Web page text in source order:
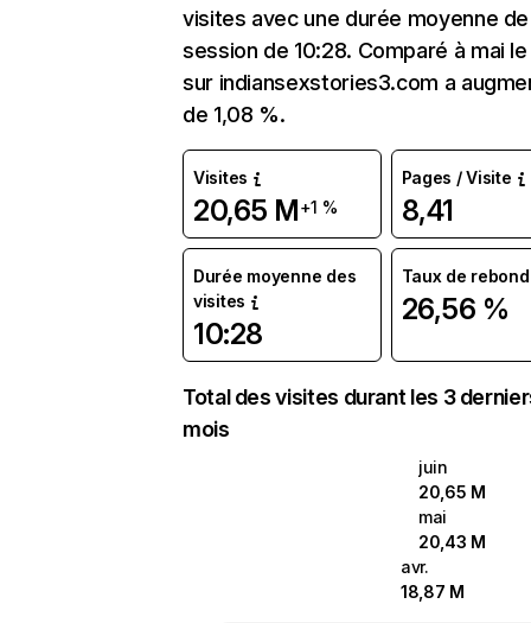
visites avec une durée moyenne
session de 10:28. Comparé à mai
sur indiansexstories3.com a
de 1,08 %.
Visites
20,65 M+1 %
Pages / Visite
8,41
Durée moyenne des
visites
10:28
Taux de rebond
26,56 %
Total des visites durant les 3
mois
juin
20,65 M
mai
20,43 M
avr.
18,87 M